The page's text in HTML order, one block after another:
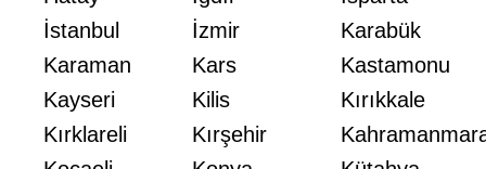
İstanbul
İzmir
Karabük
Karaman
Kars
Kastamonu
Kayseri
Kilis
Kırıkkale
Kırklareli
Kırşehir